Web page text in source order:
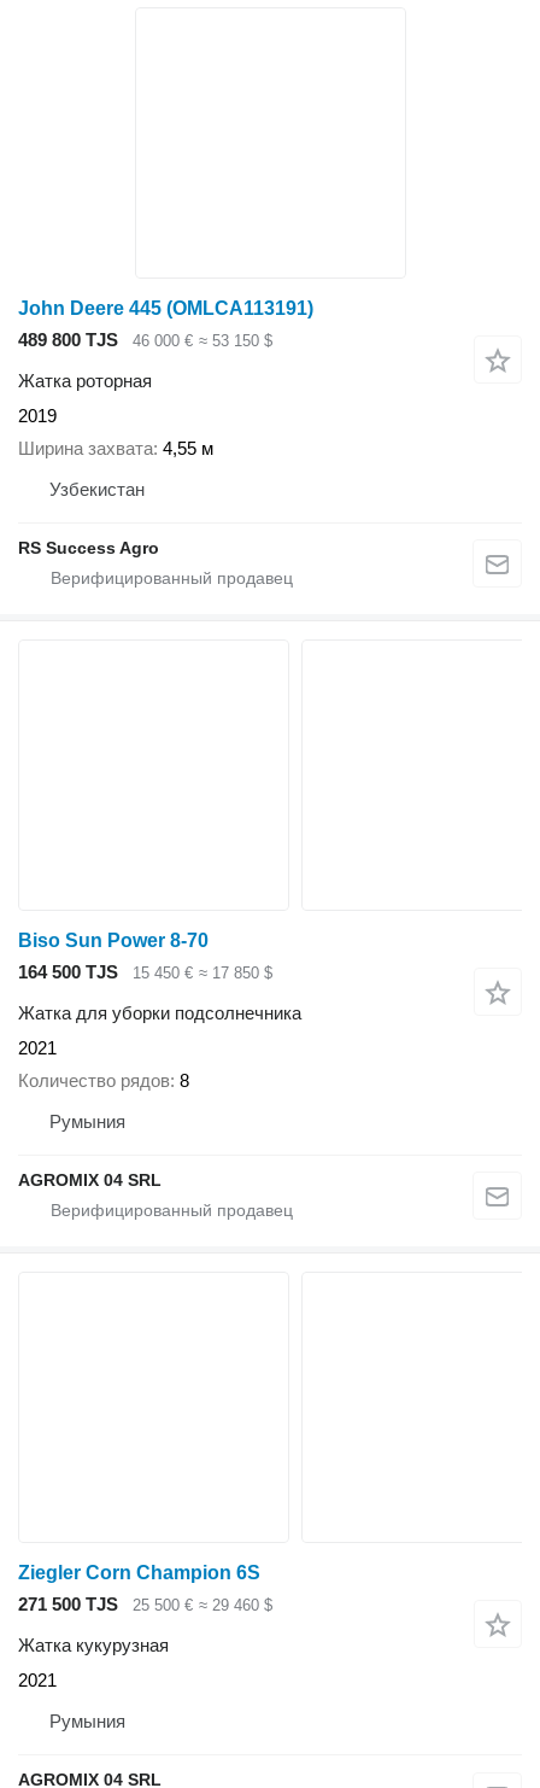
John Deere 445 (OMLCA113191)
489 800 TJS
46 000 € ≈ 53 150 $
Жатка роторная
2019
Ширина захвата 4,55 м
Узбекистан
RS Success Agro
Biso Sun Power 8-70
164 500 TJS
15 450 € ≈ 17 850 $
Жатка для уборки подсолнечника
2021
Количество рядов 8
Румыния
AGROMIX 04 SRL
Ziegler Corn Champion 6S
271 500 TJS
25 500 € ≈ 29 460 $
Жатка кукурузная
2021
Румыния
AGROMIX 04 SRL